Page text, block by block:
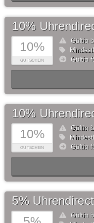
10%
GUTSCHEIN
10%
Gültig
Gültig
10%
GUTSCHEIN
10%
Gültig
Gültig
5%
Gültig